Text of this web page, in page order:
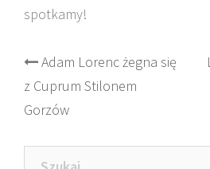
spotkamy!
Post
navigation
Adam Lorenc żegna się
z Cuprum Stilonem
Gorzów
Szukaj: